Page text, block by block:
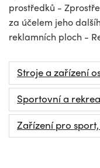
prostředků -
za účelem jeho
reklamních ploch -
Stroje a zařízení
Sportovní a
Zařízení pro